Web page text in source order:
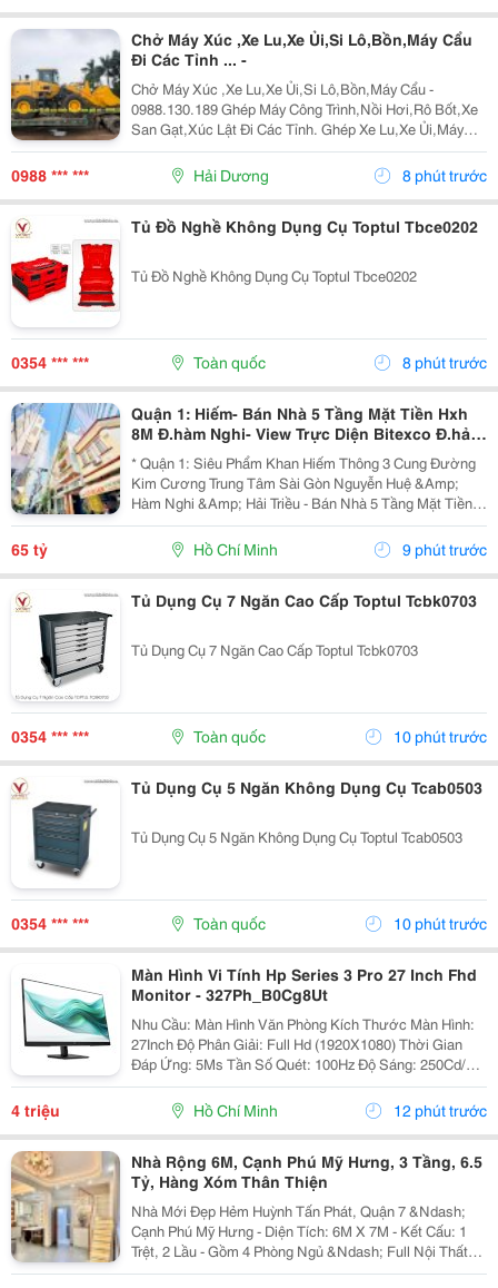
Chở Máy Xúc ,Xe Lu,Xe Ủi,Si Lô,Bồn,Máy Cẩu
Đi Các Tỉnh ... -
Chở Máy Xúc ,Xe Lu,Xe Ủi,Si Lô,Bồn,Máy Cẩu -
0988.130.189 Ghép Máy Công Trình,Nồi Hơi,Rô Bốt,Xe
San Gạt,Xúc Lật Đi Các Tỉnh. Ghép Xe Lu,Xe Ủi,Máy
Xúc Đào Đi Các Tỉnh Bắc Trung Nam Giá Rẻ &Ldquo;
Hãy Gọi Cho Tôi Để Có Giá Rẻ Nhất Thị Trường...
0988 *** *** Hải Dương 8 phút trước
Tủ Đồ Nghề Không Dụng Cụ Toptul Tbce0202
Tủ Đồ Nghề Không Dụng Cụ Toptul Tbce0202
0354 *** *** Toàn quốc 8 phút trước
Quận 1: Hiếm- Bán Nhà 5 Tầng Mặt Tiền Hxh
8M Đ.hàm Nghi- View Trực Diện Bitexco Đ.hải
Triều - 30M Đến Phố Hoa Nguyễn Huệ- Dt
4,5M*19M- Sẵn Hdt
* Quận 1: Siêu Phẩm Khan Hiếm Thông 3 Cung Đường
Kim Cương Trung Tâm Sài Gòn Nguyễn Huệ &Amp;
Hàm Nghi &Amp; Hải Triều - Bán Nhà 5 Tầng Mặt Tiền
Hẻm Xe Hơi Ngủ Trong Nhà Đ.hàm Nghi, P.sài Gòn -
093.867.6685 Giang Giang - Diện Tích: 70M2 - Ngang...
65 tỷ Hồ Chí Minh 9 phút trước
Tủ Dụng Cụ 7 Ngăn Cao Cấp Toptul Tcbk0703
Tủ Dụng Cụ 7 Ngăn Cao Cấp Toptul Tcbk0703
0354 *** *** Toàn quốc 10 phút trước
Tủ Dụng Cụ 5 Ngăn Không Dụng Cụ Tcab0503
Tủ Dụng Cụ 5 Ngăn Không Dụng Cụ Toptul Tcab0503
0354 *** *** Toàn quốc 10 phút trước
Màn Hình Vi Tính Hp Series 3 Pro 27 Inch Fhd
Monitor - 327Ph_B0Cg8Ut
Nhu Cầu: Màn Hình Văn Phòng Kích Thước Màn Hình:
27Inch Độ Phân Giải: Full Hd (1920X1080) Thời Gian
Đáp Ứng: 5Ms Tần Số Quét: 100Hz Độ Sáng: 250Cd/M2
Công Ty Tnhh Tm Dv Hợp Thành Thịnh 406/55 Cộng
Hòa, P. Tân...
4 triệu Hồ Chí Minh 12 phút trước
Nhà Rộng 6M, Cạnh Phú Mỹ Hưng, 3 Tầng, 6.5
Tỷ, Hàng Xóm Thân Thiện
Nhà Mới Đẹp Hẻm Huỳnh Tấn Phát, Quận 7 &Ndash;
Cạnh Phú Mỹ Hưng - Diện Tích: 6M X 7M - Kết Cấu: 1
Trệt, 2 Lầu - Gồm 4 Phòng Ngủ &Ndash; Full Nội Thất
Cao Cấp, Dọn Vào Ở Ngay.. - Hàng Xóm Thân Thiện,